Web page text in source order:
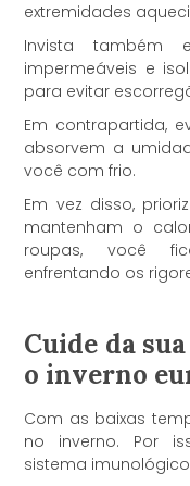
extremidades
Invista
impermeáveis e
para evitar
Em contrapartida,
absorvem a
você com frio.
Em vez disso,
mantenham o
roupas, você
enfrentando os
Cuide da
o inverno
Com as baixas
no inverno. Por
sistema